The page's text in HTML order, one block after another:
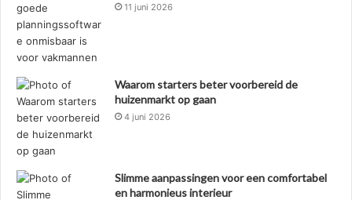
11 juni 2026
Waarom starters beter voorbereid de
huizenmarkt op gaan
4 juni 2026
Slimme aanpassingen voor een comfortabel
en harmonieus interieur